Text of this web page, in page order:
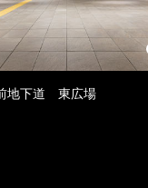
地下道 東広場